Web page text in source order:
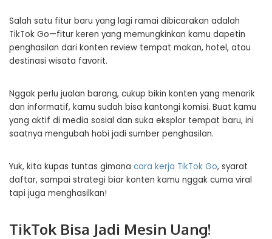
Salah satu fitur baru yang lagi ramai dibicarakan adalah
TikTok Go—fitur keren yang memungkinkan kamu dapetin
penghasilan dari konten review tempat makan, hotel, atau
destinasi wisata favorit.
Nggak perlu jualan barang, cukup bikin konten yang menarik
dan informatif, kamu sudah bisa kantongi komisi. Buat kamu
yang aktif di media sosial dan suka eksplor tempat baru, ini
saatnya mengubah hobi jadi sumber penghasilan.
Yuk, kita kupas tuntas gimana cara kerja TikTok Go, syarat
daftar, sampai strategi biar konten kamu nggak cuma viral
tapi juga menghasilkan!
TikTok Bisa Jadi Mesin Uang!